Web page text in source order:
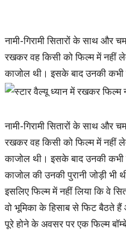
नामी-गिरामी सितारों के साथ और
रखकर वह किसी को फिल्म में
काजोल थी। इसके बाद उनकी
नामी-गिरामी सितारों के साथ और
रखकर वह किसी को फिल्म में
काजोल थी। इसके बाद उनकी कभी
काजोल की उनकी पुरानी जोड़ी
इसलिए फिल्म में नहीं लिया कि वे
वो भूमिका के हिसाब से फिट बैठते
पूरे होने के अवसर पर एक फिल्म